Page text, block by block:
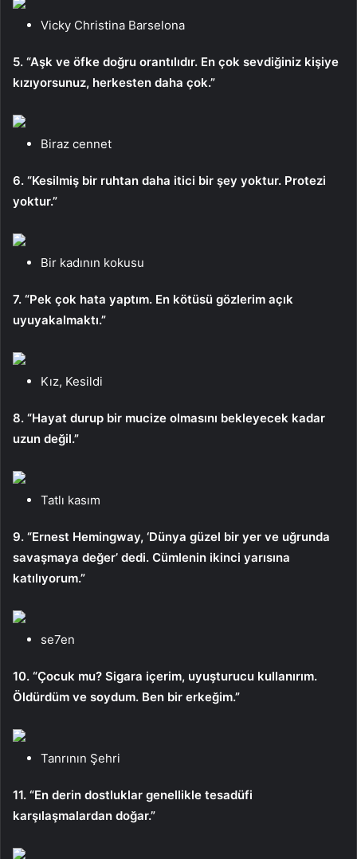
Vicky Christina Barselona
5. “Aşk ve öfke doğru orantılıdır. En çok sevdiğiniz kişiye
kızıyorsunuz, herkesten daha çok.”
Biraz cennet
6. “Kesilmiş bir ruhtan daha itici bir şey yoktur. Protezi
yoktur.”
Bir kadının kokusu
7. “Pek çok hata yaptım. En kötüsü gözlerim açık
uyuyakalmaktı.”
Kız, Kesildi
8. “Hayat durup bir mucize olmasını bekleyecek kadar
uzun değil.”
Tatlı kasım
9. “Ernest Hemingway, ‘Dünya güzel bir yer ve uğrunda
savaşmaya değer’ dedi. Cümlenin ikinci yarısına
katılıyorum.”
se7en
10. “Çocuk mu? Sigara içerim, uyuşturucu kullanırım.
Öldürdüm ve soydum. Ben bir erkeğim.”
Tanrının Şehri
11. “En derin dostluklar genellikle tesadüfi
karşılaşmalardan doğar.”